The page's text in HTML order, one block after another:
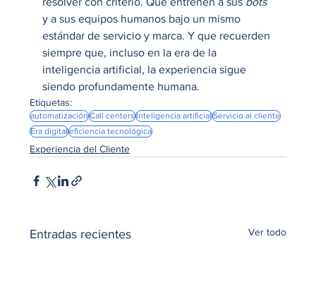
y a sus equipos humanos bajo un mismo
estándar de servicio y marca. Y que recuerden
siempre que, incluso en la era de la
inteligencia artificial, la experiencia sigue
siendo profundamente humana.
Etiquetas:
automatizaciónCall centersInteligencia artificialServicio al cliente
Era digitaleficiencia tecnológica
Experiencia del Cliente
Entradas recientes Ver todo